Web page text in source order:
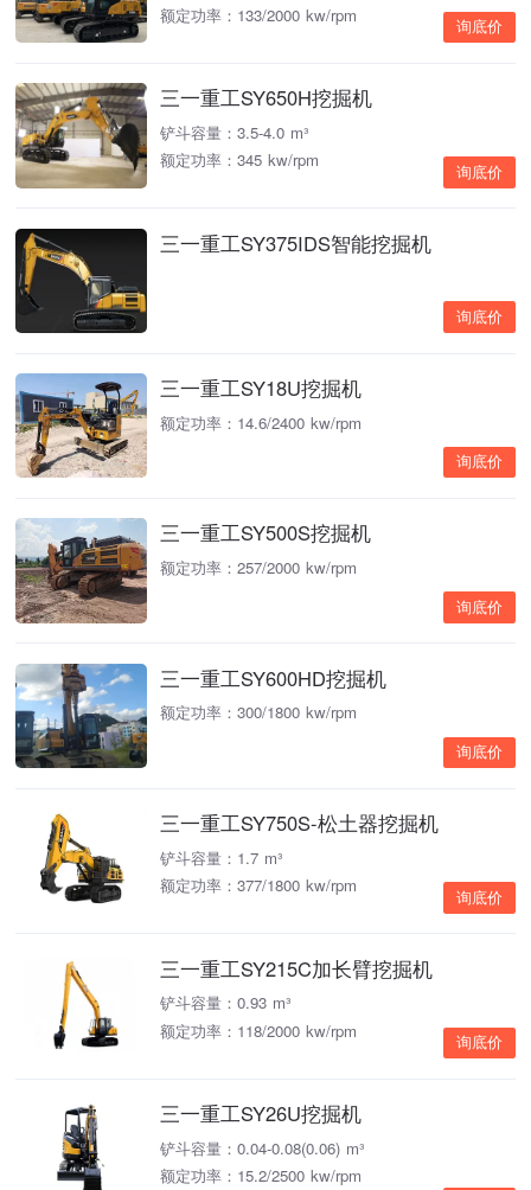
额定功率：133/2000 kw/rpm
询底价
三一重工SY650H挖掘机
铲斗容量：3.5-4.0 m³
额定功率：345 kw/rpm
询底价
三一重工SY375IDS智能挖掘机
询底价
三一重工SY18U挖掘机
额定功率：14.6/2400 kw/rpm
询底价
三一重工SY500S挖掘机
额定功率：257/2000 kw/rpm
询底价
三一重工SY600HD挖掘机
额定功率：300/1800 kw/rpm
询底价
三一重工SY750S-松土器挖掘机
铲斗容量：1.7 m³
额定功率：377/1800 kw/rpm
询底价
三一重工SY215C加长臂挖掘机
铲斗容量：0.93 m³
额定功率：118/2000 kw/rpm
询底价
三一重工SY26U挖掘机
铲斗容量：0.04-0.08(0.06) m³
额定功率：15.2/2500 kw/rpm